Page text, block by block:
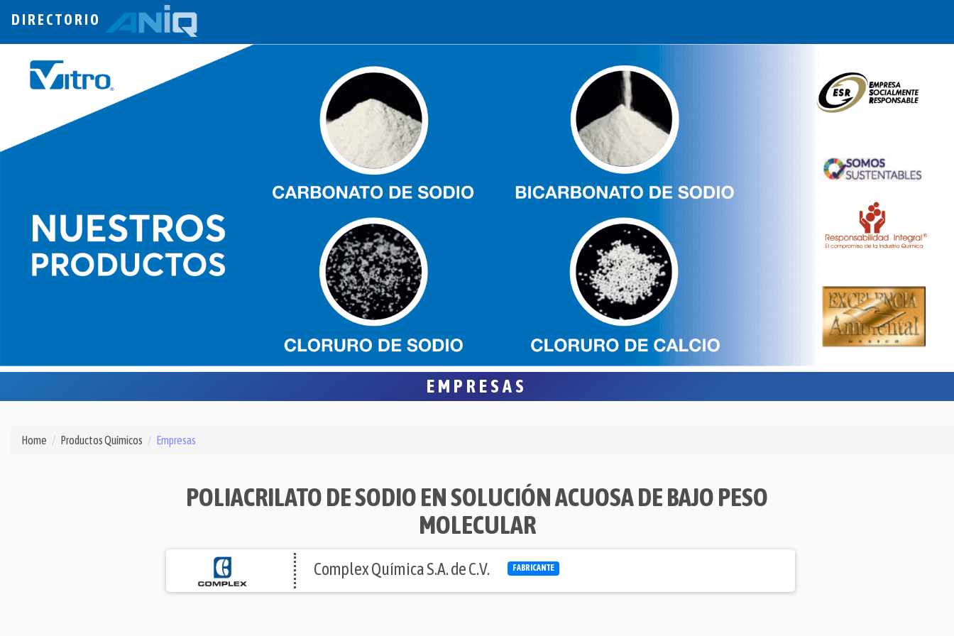
DIRECTORIO
EMPRESAS
Home Productos Químicos Empresas
POLIACRILATO DE SODIO EN SOLUCIÓN ACUOSA DE BAJO PESO
MOLECULAR
Complex Química S.A. de C.V. FABRICANTE